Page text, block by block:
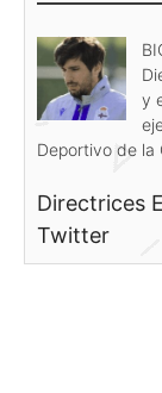
y
Deportivo de la
Directrices
Twitter